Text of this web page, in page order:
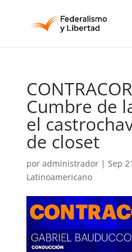
Cumbre de
el
de closet
por administrador| Sep
Latinoamericano